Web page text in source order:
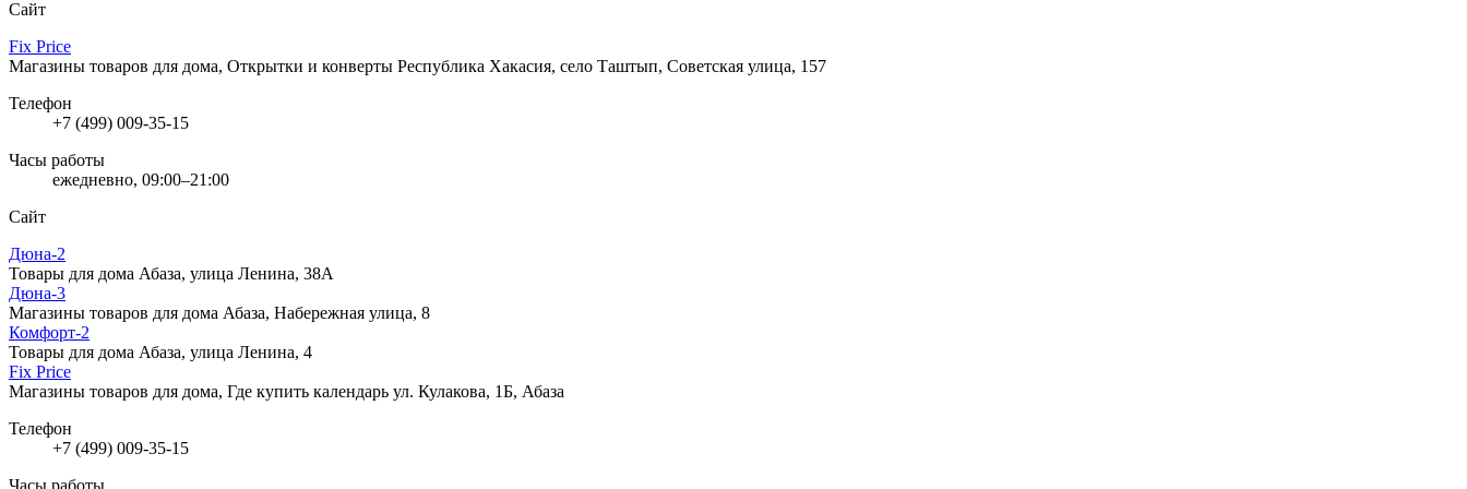
Сайт
Fix Price
Магазины товаров для дома, Открытки и конверты Республика Хакасия, село Таштып, Советская улица, 157
Телефон
+7 (499) 009-35-15
Часы работы
ежедневно, 09:00–21:00
Сайт
Дюна-2
Товары для дома Абаза, улица Ленина, 38А
Дюна-3
Магазины товаров для дома Абаза, Набережная улица, 8
Комфорт-2
Товары для дома Абаза, улица Ленина, 4
Fix Price
Магазины товаров для дома, Где купить календарь ул. Кулакова, 1Б, Абаза
Телефон
+7 (499) 009-35-15
Часы работы